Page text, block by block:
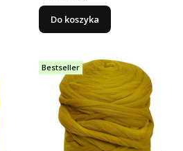
Do koszyka
Bestseller